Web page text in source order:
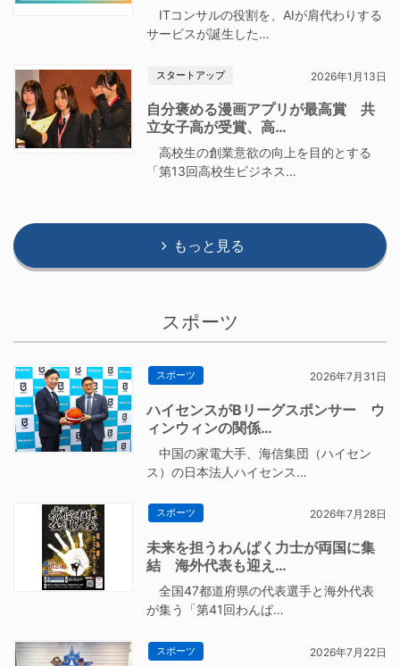
ITコンサルの役割を、AIが肩代わりする
サービスが誕生した…
スタートアップ 2026年1月13日
自分褒める漫画アプリが最高賞 共
立女子高が受賞、高…
高校生の創業意欲の向上を目的とする
「第13回高校生ビジネス…
もっと見る
スポーツ
スポーツ 2026年7月31日
ハイセンスがBリーグスポンサー ウ
ィンウィンの関係…
中国の家電大手、海信集団（ハイセン
ス）の日本法人ハイセンス…
スポーツ 2026年7月28日
未来を担うわんぱく力士が両国に集
結 海外代表も迎え…
全国47都道府県の代表選手と海外代表
が集う「第41回わんぱ…
スポーツ 2026年7月22日